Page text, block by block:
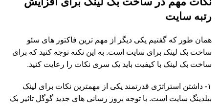
رتبه سایت‌
همان طور که گفتیم یکی دیگر از مهم ترین فاکتور های سئو
ساخت بک لینک برای سایت است. به این نکته توجه کنید که برای
ساخت بک لینک با کیفیت باید یک سری نکات را رعایت کنید.
۱- داشتن استراتژی قدرتمند یکی از مهمترین نکات برای لینک
بیلدینگ سایت است. با توجه بروز رسانی های جدید گوگل تاثیر بک